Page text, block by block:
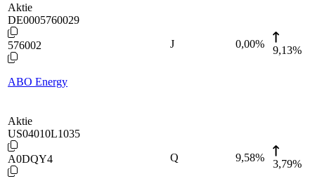
Aktie
DE0005760029
576002
ABO Energy
J 0,00%
9,13%
Aktie
US04010L1035
A0DQY4 Q 9,58%
3,79%